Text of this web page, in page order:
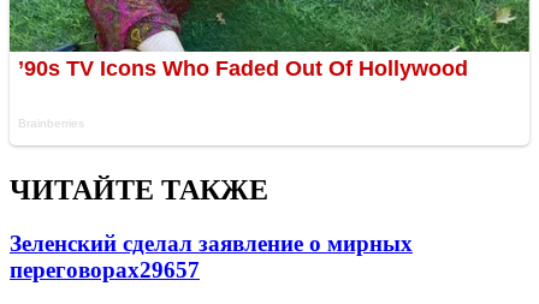
ЧИТАЙТЕ ТАКЖЕ
Зеленский сделал заявление о мирных
переговорах29657